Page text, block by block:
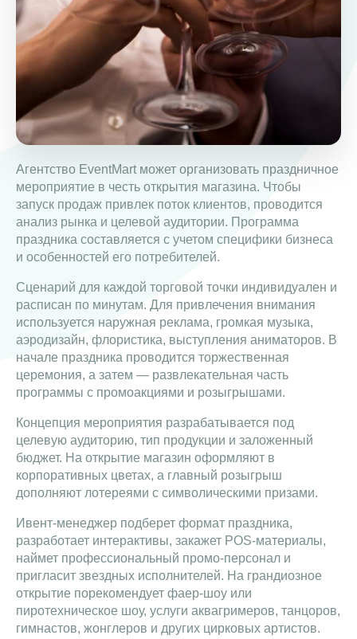
Агентство EventMart может организовать праздничное
мероприятие в честь открытия магазина. Чтобы
запуск продаж привлек поток клиентов, проводится
анализ рынка и целевой аудитории. Программа
праздника составляется с учетом специфики бизнеса
и особенностей его потребителей.
Сценарий для каждой торговой точки индивидуален и
расписан по минутам. Для привлечения внимания
используется наружная реклама, громкая музыка,
аэродизайн, флористика, выступления аниматоров. В
начале праздника проводится торжественная
церемония, а затем — развлекательная часть
программы с промоакциями и розыгрышами.
Концепция мероприятия разрабатывается под
целевую аудиторию, тип продукции и заложенный
бюджет. На открытие магазин оформляют в
корпоративных цветах, а главный розыгрыш
дополняют лотереями с символическими призами.
Ивент-менеджер подберет формат праздника,
разработает интерактивы, закажет POS-материалы,
наймет профессиональный промо-персонал и
пригласит звездных исполнителей. На грандиозное
открытие порекомендует фаер-шоу или
пиротехническое шоу, услуги аквагримеров, танцоров,
гимнастов, жонглеров и других цирковых артистов.